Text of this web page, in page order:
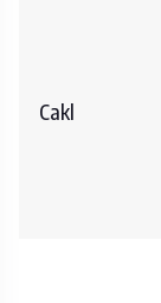
Cakl